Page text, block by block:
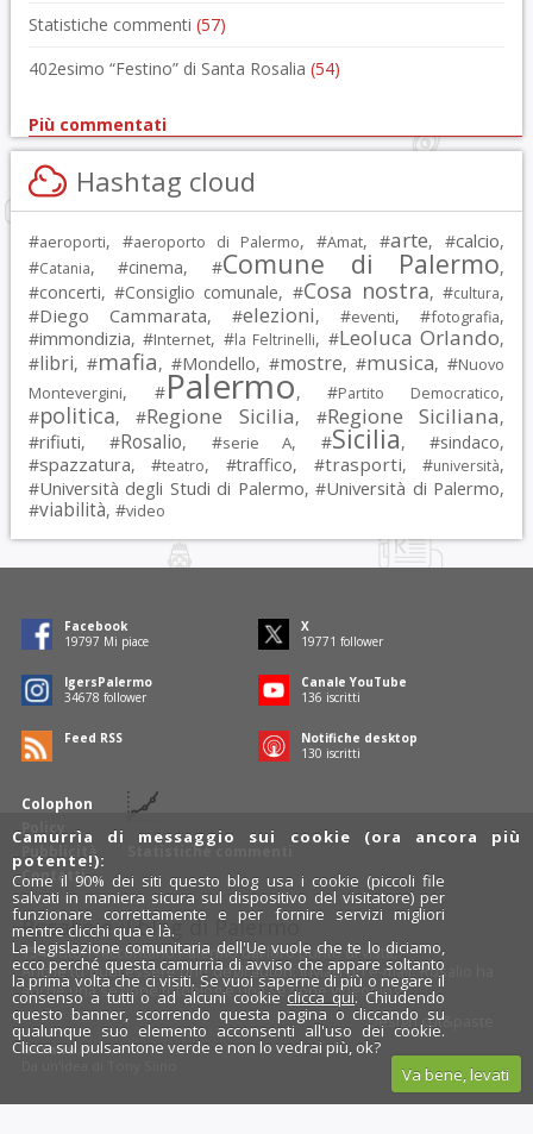
Statistiche commenti (57)
402esimo “Festino” di Santa Rosalia (54)
Più commentati
Hashtag cloud
#aeroporti, #aeroporto di Palermo, #Amat, #arte, #calcio,
#Catania, #cinema, #Comune di Palermo,
#concerti, #Consiglio comunale, #Cosa nostra, #cultura,
#Diego Cammarata, #elezioni, #eventi, #fotografia,
#immondizia, #Internet, #la Feltrinelli, #Leoluca Orlando,
#libri, #mafia, #Mondello, #mostre, #musica, #Nuovo
Montevergini, #Palermo, #Partito Democratico,
#politica, #Regione Sicilia, #Regione Siciliana,
#rifiuti, #Rosalio, #serie A, #Sicilia, #sindaco,
#spazzatura, #teatro, #traffico, #trasporti, #università,
#Università degli Studi di Palermo, #Università di Palermo,
#viabilità, #video
Colophon
Policy
Pubblicità
Contatti
Statistiche commenti
Facebook
19797 Mi piace
X
19771 follower
IgersPalermo
34678 follower
Canale YouTube
136 iscritti
Feed RSS
Notifiche desktop
130 iscritti
Rosalio è il blog di Palermo
754 autoriraccontano Palermo dal loro punto di vista.
Anche tu puoi essere uno degli autori: inviaci un' e-mail. Rosalio ha
anche una sezionefotobloge una sezionevideoblog.
Designcut&paste
Rosalio.it
x
Instagram
Camurrìa di messaggio sui cookie (ora ancora più
potente!):
Come il 90% dei siti questo blog usa i cookie (piccoli file
salvati in maniera sicura sul dispositivo del visitatore) per
funzionare correttamente e per fornire servizi migliori
mentre clicchi qua e là.
La legislazione comunitaria dell'Ue vuole che te lo diciamo,
ecco perché questa camurrìa di avviso che appare soltanto
la prima volta che ci visiti. Se vuoi saperne di più o negare il
consenso a tutti o ad alcuni cookie clicca qui. Chiudendo
questo banner, scorrendo questa pagina o cliccando su
qualunque suo elemento acconsenti all'uso dei cookie.
Clicca sul pulsantone verde e non lo vedrai più, ok?
Va bene, levati